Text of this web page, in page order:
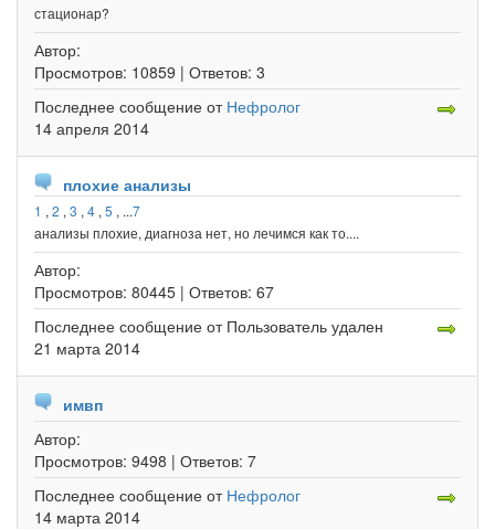
стационар?
Автор:
Просмотров: 10859 | Ответов: 3
Последнее сообщение от Нефролог
14 апреля 2014
плохие анализы
1 , 2 , 3 , 4 , 5 , ...7
анализы плохие, диагноза нет, но лечимся как то....
Автор:
Просмотров: 80445 | Ответов: 67
Последнее сообщение от Пользователь удален
21 марта 2014
имвп
Автор:
Просмотров: 9498 | Ответов: 7
Последнее сообщение от Нефролог
14 марта 2014